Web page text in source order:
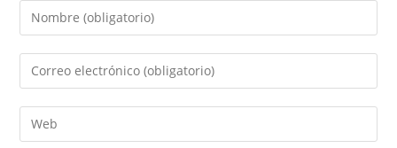
Introduce
tu
nombre
de
usuario
Introduce
tu
dirección
de
Introduce
la